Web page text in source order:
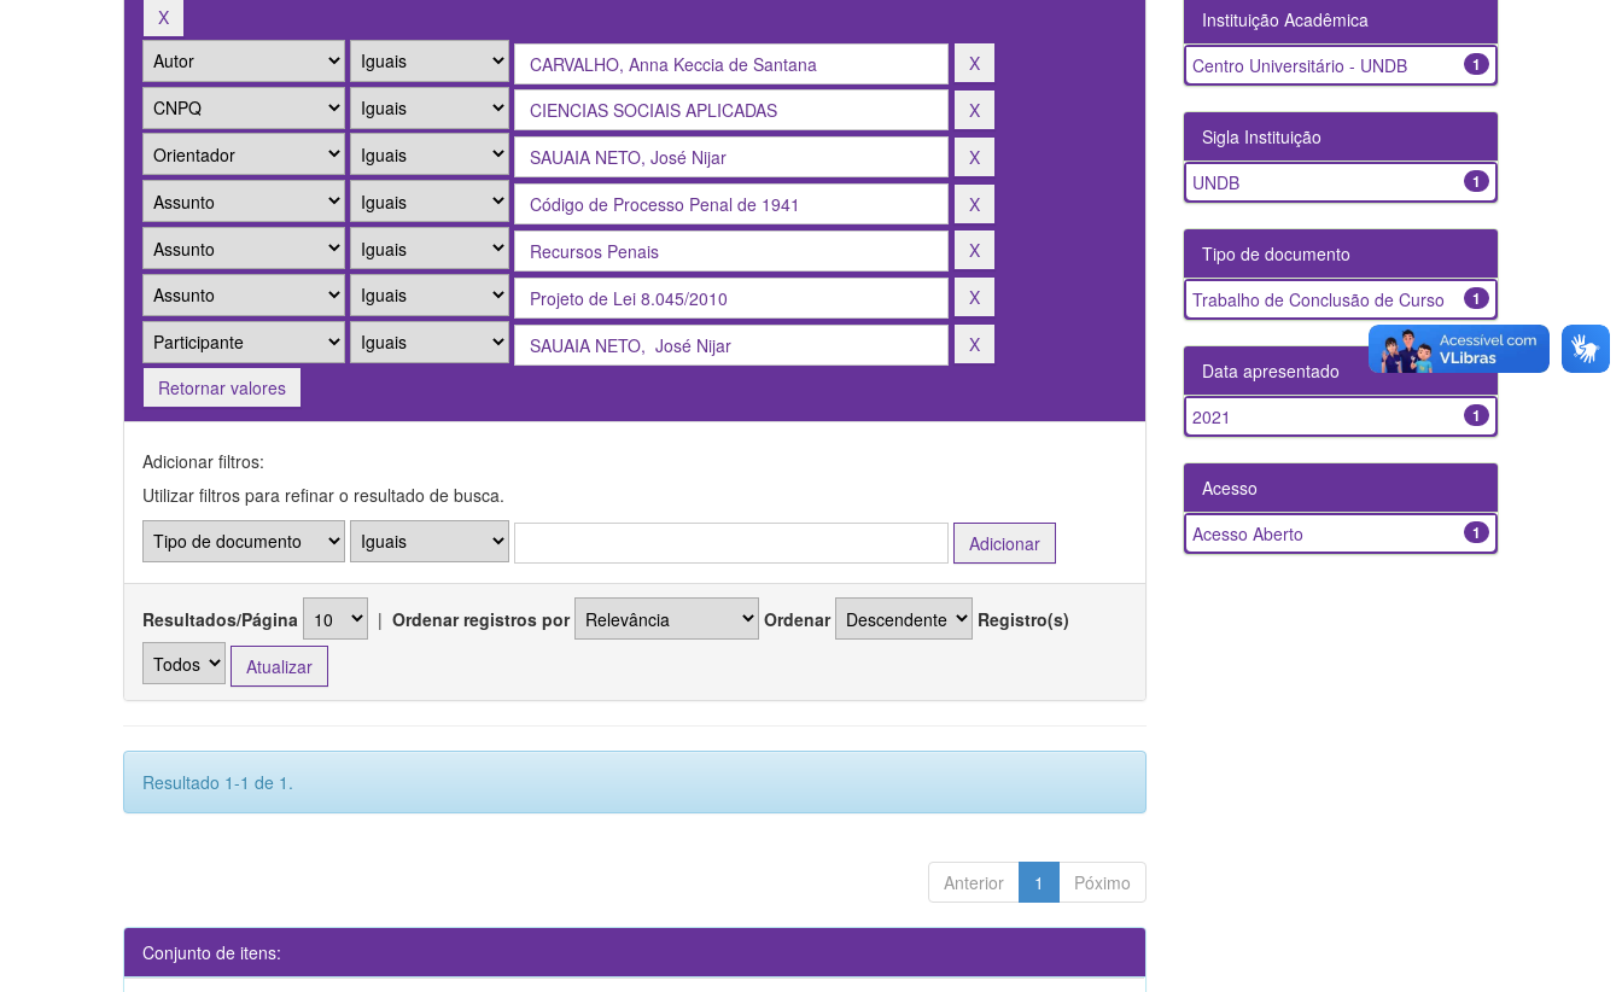
Retornar valores
Adicionar filtros:
Utilizar filtros para refinar o resultado de busca.
Resultados/Página | Ordenar registros por Ordenar Registro(s)
Resultado 1-1 de 1.
Anterior 1 Póximo
Conjunto de itens:
Instituição Acadêmica
1
Centro Universitário - UNDB
Sigla Instituição
1
UNDB
Tipo de documento
1
Trabalho de Conclusão de Curso
Data apresentado
1
2021
Acesso
1
Acesso Aberto